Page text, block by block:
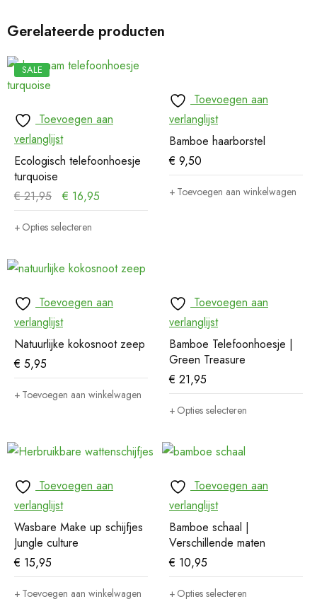
Gerelateerde producten
SALE
Toevoegen aan
verlanglijst
Ecologisch telefoonhoesje
turquoise
€21,95 € 16,95
Opties selecteren
Toevoegen aan
verlanglijst
Bamboe haarborstel
€ 9,50
Toevoegen aan winkelwagen
Toevoegen aan
verlanglijst
Natuurlijke kokosnoot zeep
€ 5,95
Toevoegen aan winkelwagen
Toevoegen aan
verlanglijst
Bamboe Telefoonhoesje |
Green Treasure
€ 21,95
Opties selecteren
Toevoegen aan
verlanglijst
Wasbare Make up schijfjes
Jungle culture
€ 15,95
Toevoegen aan winkelwagen
Toevoegen aan
verlanglijst
Bamboe schaal |
Verschillende maten
€ 10,95
Opties selecteren